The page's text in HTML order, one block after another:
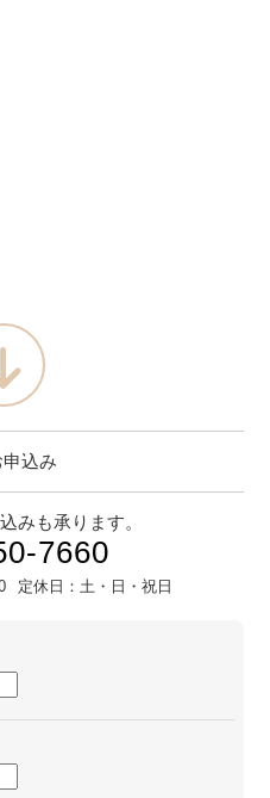
込み
みも承ります。
7660
定休日： 土・日・祝日